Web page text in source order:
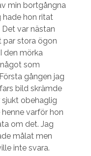
min bortgångna
hade hon ritat
var nästan
stora ögon
den mörka
som
gången jag
bild skrämde
sjukt obehaglig
varför hon
om det. Jag
målat men
inte svara.